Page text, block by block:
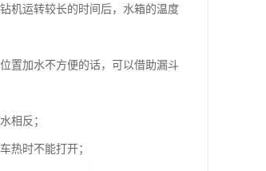
机运转较长的时间后，水箱的温度
置加水不方便的话，可以借助漏斗
相反；
热时不能打开；